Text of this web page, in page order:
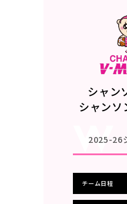
シャン
シャンソ
2025-26
チーム日程